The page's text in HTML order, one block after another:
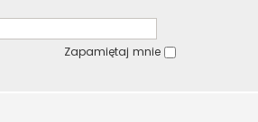
Zapamiętaj mnie